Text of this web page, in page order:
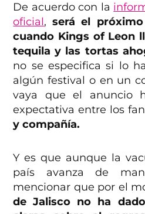
De acuerdo con la
oficial,será el
cuando Kings of Leon
tequila y las tortas
no se especifica si lo
algún festival o en un
vaya que el anuncio
expectativa entre los
y compañía.
Y es que aunque la
país avanza de
mencionar que por el
de Jalisco no ha